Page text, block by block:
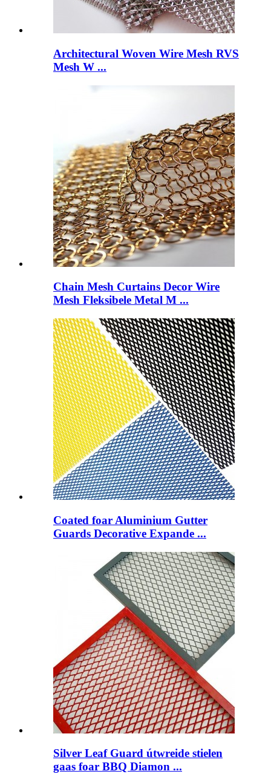
Architectural Woven Wire Mesh RVS
Mesh W ...
Chain Mesh Curtains Decor Wire
Mesh Fleksibele Metal M ...
Coated foar Aluminium Gutter
Guards Decorative Expande ...
Silver Leaf Guard útwreide stielen
gaas foar BBQ Diamon ...